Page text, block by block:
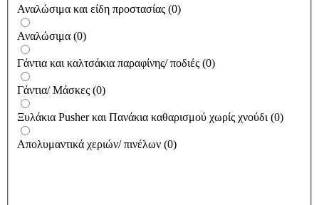
Αναλώσιμα και είδη προστασίας (0)
Αναλώσιμα (0)
Γάντια και καλτσάκια παραφίνης/ ποδιές (0)
Γάντια/ Μάσκες (0)
Ξυλάκια Pusher και Πανάκια καθαρισμού χωρίς χνούδι (0)
Απολυμαντικά χεριών/ πινέλων (0)